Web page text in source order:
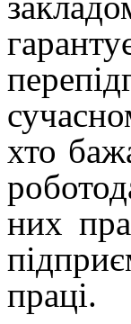
хто
них
праці.